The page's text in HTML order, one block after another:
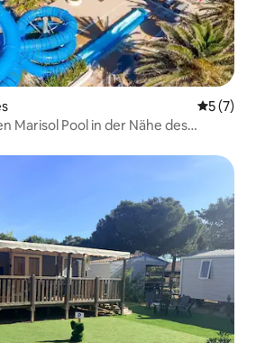
5 (7)
Marisol Pool in der Nähe des